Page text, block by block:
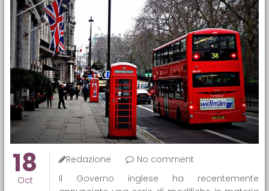
18
Oct
Redazione
No comment
Il Governo inglese ha recentemente